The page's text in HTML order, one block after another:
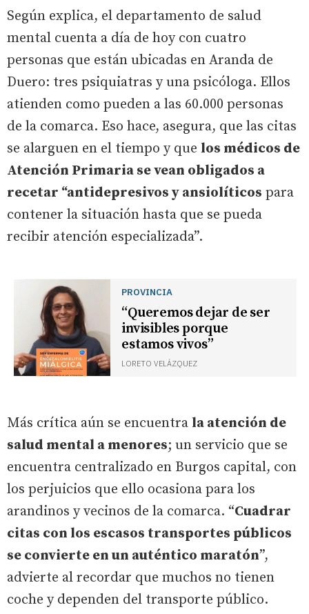
Según explica, el departamento de salud
mental cuenta a día de hoy con cuatro
personas que están ubicadas en Aranda de
Duero: tres psiquiatras y una psicóloga. Ellos
atienden como pueden a las 60.000 personas
de la comarca. Eso hace, asegura, que las citas
se alarguen en el tiempo y que los médicos de
Atención Primaria se vean obligados a
recetar “antidepresivos y ansiolíticos para
contener la situación hasta que se pueda
recibir atención especializada”.
PROVINCIA
“Queremos dejar de ser
invisibles porque
estamos vivos”
LORETO VELÁZQUEZ
Más crítica aún se encuentra la atención de
salud mental a menores; un servicio que se
encuentra centralizado en Burgos capital, con
los perjuicios que ello ocasiona para los
arandinos y vecinos de la comarca. “Cuadrar
citas con los escasos transportes públicos
se convierte en un auténtico maratón”,
advierte al recordar que muchos no tienen
coche y dependen del transporte público.